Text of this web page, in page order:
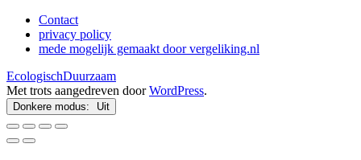
Contact
privacy policy
mede mogelijk gemaakt door vergeliking.nl
EcologischDuurzaam
Met trots aangedreven doorWordPress.
Donkere modus: